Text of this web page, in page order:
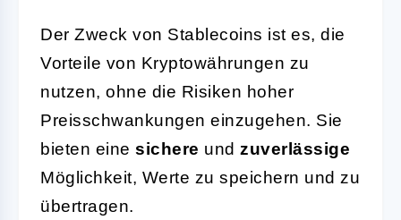
Der Zweck von Stablecoins ist es, die
Vorteile von Kryptowährungen zu
nutzen, ohne die Risiken hoher
Preisschwankungen einzugehen. Sie
bieten eine sichere und zuverlässige
Möglichkeit, Werte zu speichern und zu
übertragen.